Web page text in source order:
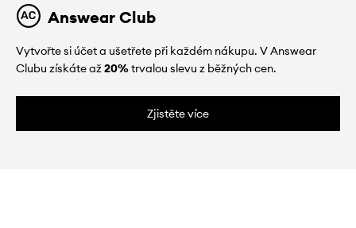
Answear Club
Vytvořte si účet a ušetřete při každém nákupu. V Answear
Clubu získáte až20%trvalou slevu z běžných cen.
Zjistěte více